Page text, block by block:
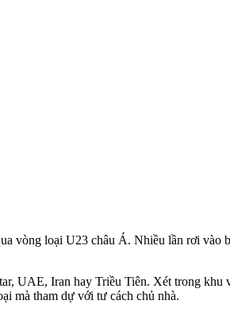
vòng loại U23 châu Á. Nhiều lần rơi
UAE, Iran hay Triều Tiên. Xét trong
mà tham dự với tư cách chủ nhà.